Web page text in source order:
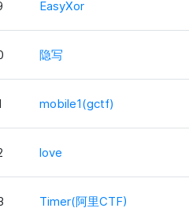
EasyXor
隐写
mobile1(gctf)
love
Timer(阿里CTF)